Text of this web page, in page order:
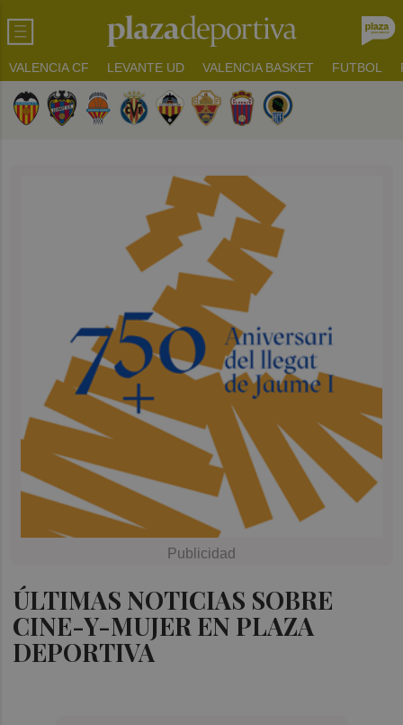
VALENCIA CF LEVANTE UD VALENCIA BASKET FUTBOL
ÚLTIMAS NOTICIAS SOBRE
CINE-Y-MUJER EN PLAZA
DEPORTIVA